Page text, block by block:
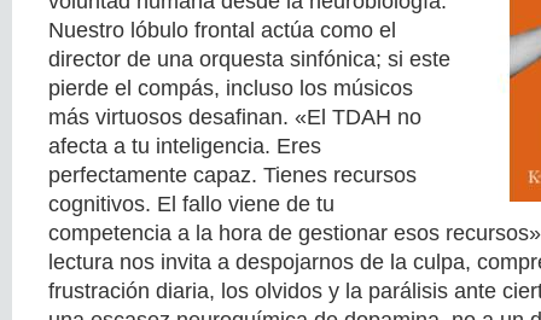
Nuestro lóbulo frontal actúa como el
director de una orquesta sinfónica; si este
pierde el compás, incluso los músicos
más virtuosos desafinan. «El TDAH no
afecta a tu inteligencia. Eres
perfectamente capaz. Tienes recursos
cognitivos. El fallo viene de tu
competencia a la hora de gestionar esos
lectura nos invita a despojarnos de la culpa,
frustración diaria, los olvidos y la parálisis ante